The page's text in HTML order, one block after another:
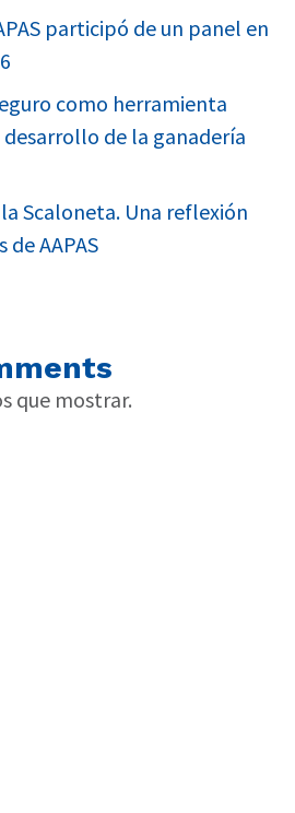
participó de un panel en
como herramienta
de la ganadería
Scaloneta. Una reflexión
AAPAS
que mostrar.